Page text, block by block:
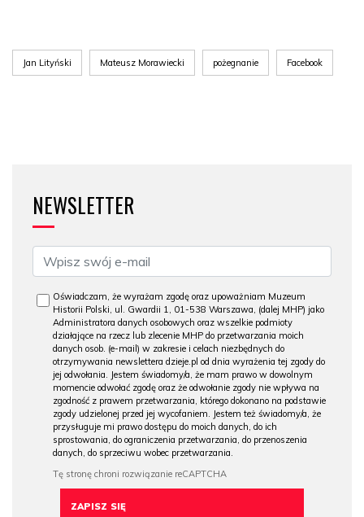
Jan Lityński Mateusz Morawiecki pożegnanie Facebook
NEWSLETTER
Oświadczam, że wyrażam zgodę oraz upoważniam Muzeum
Historii Polski, ul. Gwardii 1, 01-538 Warszawa, (dalej MHP) jako
Administratora danych osobowych oraz wszelkie podmioty
działające na rzecz lub zlecenie MHP do przetwarzania moich
danych osob. (e-mail) w zakresie i celach niezbędnych do
otrzymywania newslettera dzieje.pl od dnia wyrażenia tej zgody do
jej odwołania. Jestem świadomy/a, że mam prawo w dowolnym
momencie odwołać zgodę oraz że odwołanie zgody nie wpływa na
zgodność z prawem przetwarzania, którego dokonano na podstawie
zgody udzielonej przed jej wycofaniem. Jestem też świadomy/a, że
przysługuje mi prawo dostępu do moich danych, do ich
sprostowania, do ograniczenia przetwarzania, do przenoszenia
danych, do sprzeciwu wobec przetwarzania.